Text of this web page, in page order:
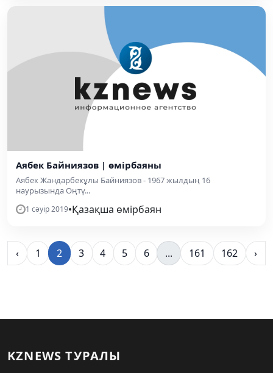
Аябек Байниязов | өмірбаяны
Аябек Жандарбекұлы Байниязов - 1967 жылдың 16
наурызында Оңтү...
1 сәуір 2019•Қазақша өмірбаян
‹ 1 2 3 4 5 6 ... 161 162 ›
KZNEWS ТУРАЛЫ